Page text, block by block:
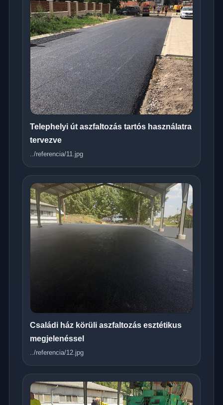
Telephelyi út aszfaltozás tartós használatra
tervezve
../referencia/11.jpg
Családi ház körüli aszfaltozás esztétikus
megjelenéssel
../referencia/12.jpg